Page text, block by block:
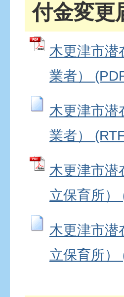
付金変更
木更津市潜
業者）
木更津市潜
業者）
木更津市潜
立保育所
木更津市潜
立保育所）